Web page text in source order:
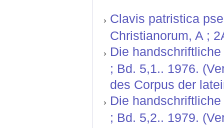
Clavis patristica
Christianorum, A ;
Die
; Bd. 5,1.. 1976.
des Corpus der
Die
; Bd. 5,2.. 1979.